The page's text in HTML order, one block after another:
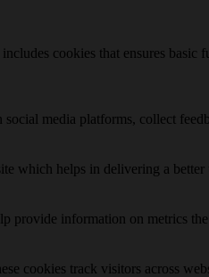
cookies that ensures
media platforms, collect
which helps in delivering a
provide information on metrics
cookies track visitors across